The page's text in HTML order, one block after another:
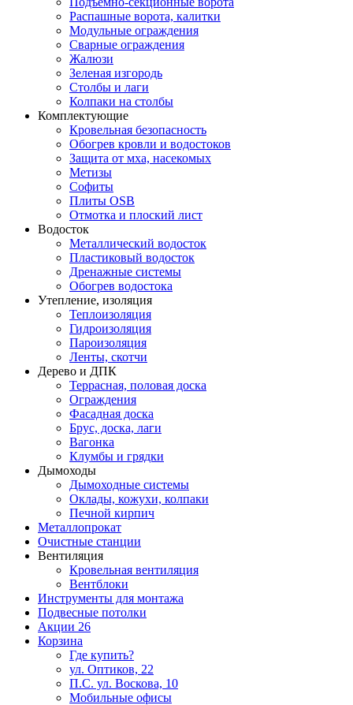
Распашные ворота, калитки
Модульные ограждения
Сварные ограждения
Жалюзи
Зеленая изгородь
Столбы и лаги
Колпаки на столбы
Комплектующие
Кровельная безопасность
Обогрев кровли и водостоков
Защита от мха, насекомых
Метизы
Софиты
Плиты OSB
Отмотка и плоский лист
Водосток
Металлический водосток
Пластиковый водосток
Дренажные системы
Обогрев водостока
Утепление, изоляция
Теплоизоляция
Гидроизоляция
Пароизоляция
Ленты, скотчи
Дерево и ДПК
Террасная, половая доска
Ограждения
Фасадная доска
Брус, доска, лаги
Вагонка
Клумбы и грядки
Дымоходы
Дымоходные системы
Оклады, кожухи, колпаки
Печной кирпич
Металлопрокат
Очистные станции
Вентиляция
Кровельная вентиляция
Вентблоки
Инструменты для монтажа
Подвесные потолки
Акции 26
Корзина
Где купить?
ул. Оптиков, 22
П.С. ул. Воскова, 10
Мобильные офисы